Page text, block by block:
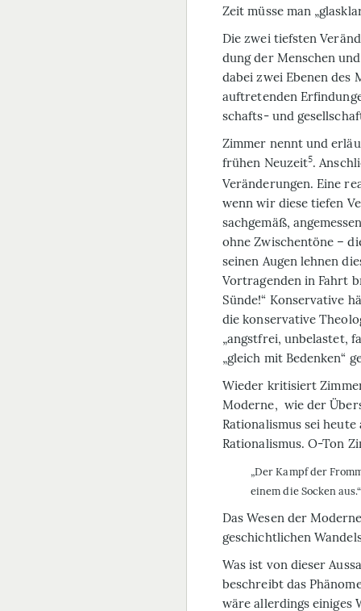
Zeit müsse man
Die zwei tiefsten
dung der Menschen
dabei zwei Ebenen des
auftretenden
schafts- und
Zimmer nennt und
frühen Neuzeit5.
Veränderungen. Eine
wenn wir diese tiefen
sachgemäß,
ohne Zwischentöne –
seinen Augen lehnen
Vortragenden in Fahrt
Sünde!“ Konservative
die konservative
„angstfrei, unbelastet,
„gleich mit Bedenken“
Wieder kritisiert
Moderne, wie der
Rationalismus sei
Rationalismus. O-Ton
„Der Kampf der
einem die Socken aus.“
Das Wesen der
geschichtlichen
Was ist von dieser
beschreibt das
wäre allerdings einiges